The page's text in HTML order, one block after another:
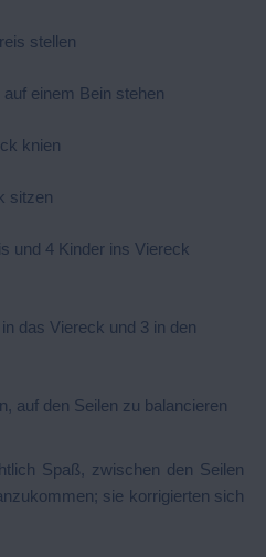
stellen
einem Bein stehen
knien
sitzen
und 4 Kinder ins Viereck
das Viereck und 3 in den
auf den Seilen zu balancieren
Spaß, zwischen den Seilen
sie korrigierten sich